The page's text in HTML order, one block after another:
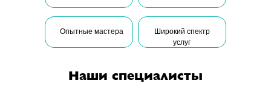
Широкий спектр
услуг
Опытные мастера
Наши специалисты